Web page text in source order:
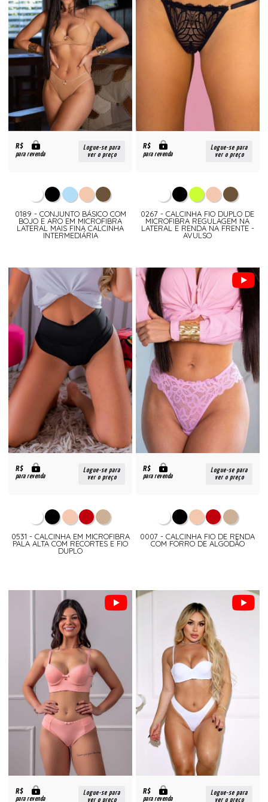
R$
para revenda
Logue-se para
ver o preço
0189 - CONJUNTO BÁSICO COM
BOJO E ARO EM MICROFIBRA
LATERAL MAIS FINA CALCINHA
INTERMEDIÁRIA
R$
para revenda
Logue-se para
ver o preço
0267 - CALCINHA FIO DUPLO DE
MICROFIBRA REGULAGEM NA
LATERAL E RENDA NA FRENTE -
AVULSO
R$
para revenda
Logue-se para
ver o preço
0531 - CALCINHA EM MICROFIBRA
PALA ALTA COM RECORTES E FIO
DUPLO
R$
para revenda
Logue-se para
ver o preço
0007 - CALCINHA FIO DE RENDA
COM FORRO DE ALGODÃO
R$
para revenda
Logue-se para
ver o preço
R$
para revenda
Logue-se para
ver o preço